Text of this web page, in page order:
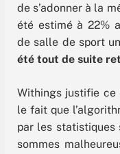
de s’adonner à la
été estimé à 22%
de salle de sport
été tout de suite
Withings justifie ce
le fait que
par les statistiques
sommes